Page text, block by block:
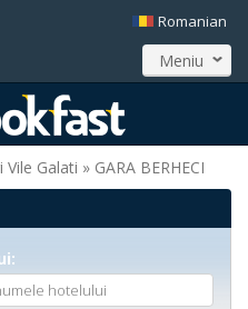
Romanian
Meniu
Galati » GARA BERHECI